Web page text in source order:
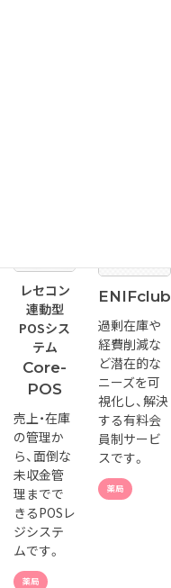
レセコン
連動型
POSシス
テム
Core-
POS
売上・在庫
の管理か
ら、面倒な
未収金管
理までで
きるPOSレ
ジシステ
ムです。
薬局
ENIFclub
過剰在庫や
経費削減な
ど潜在的な
ニーズを可
視化し、解決
する有料会
員制サービ
スです。
薬局